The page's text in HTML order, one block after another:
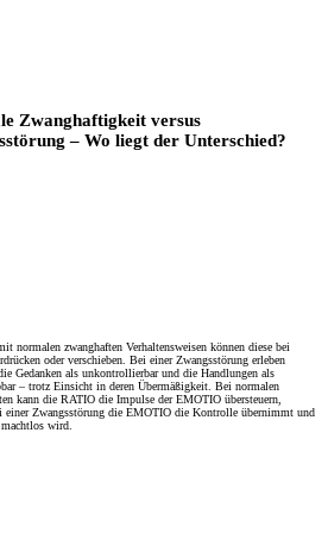
Zwanghaftigkeit versus
– Wo liegt der Unterschied?
normalen zwanghaften Verhaltensweisen können diese bei
oder verschieben. Bei einer Zwangsstörung erleben
Gedanken als unkontrollierbar und die Handlungen als
– trotz Einsicht in deren Übermäßigkeit. Bei normalen
kann die RATIO die Impulse der EMOTIO übersteuern,
einer Zwangsstörung die EMOTIO die Kontrolle übernimmt und
wird.